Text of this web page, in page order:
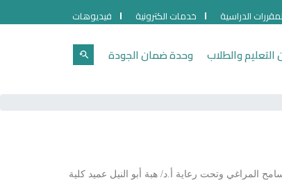
الدراسية خدمات الكترونية فيديوهات
والطلاب وحدة ضمان الجودة
المراغي وتحت رعاية أ.د/ هبة أبو النيل عميد كلية